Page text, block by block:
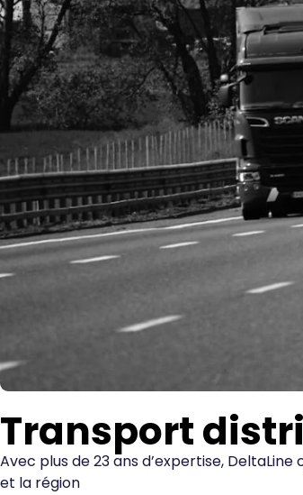
Transport
Avec plus de 23 ans d’expertise,
et la région